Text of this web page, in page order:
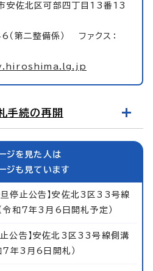
佐北区可部四丁目13番13
第二整備係） ファクス：
手続の再開
ジを見た人は
ジも見ています
停止公告】安佐北3区33号線
令和7年3月6日開札予定）
公告】安佐北3区33号線側溝
7年3月6日開札）